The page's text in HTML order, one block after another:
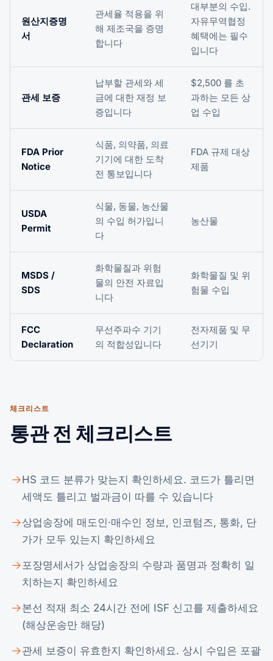
원산지증명
서
관세율 적용을 위
해 제조국을 증명
합니다
대부분의 수입.
자유무역협정
혜택에는 필수
입니다
관세 보증
납부할 관세와 세
금에 대한 재정 보
증입니다
$2,500 를 초
과하는 모든 상
업 수입
FDA Prior
Notice
식품, 의약품, 의료
기기에 대한 도착
전 통보입니다
FDA 규제 대상
제품
USDA
Permit
식물, 동물, 농산물
의 수입 허가입니
다
농산물
MSDS /
SDS
화학물질과 위험
물의 안전 자료입
니다
화학물질 및 위
험물 수입
FCC
Declaration
무선주파수 기기
의 적합성입니다
전자제품 및 무
선기기
체크리스트
통관 전 체크리스트
HS 코드 분류가 맞는지 확인하세요. 코드가 틀리면
세액도 틀리고 벌과금이 따를 수 있습니다
상업송장에 매도인·매수인 정보, 인코텀즈, 통화, 단
가가 모두 있는지 확인하세요
포장명세서가 상업송장의 수량과 품명과 정확히 일
치하는지 확인하세요
본선 적재 최소 24시간 전에 ISF 신고를 제출하세요
(해상운송만 해당)
관세 보증이 유효한지 확인하세요. 상시 수입은 포괄